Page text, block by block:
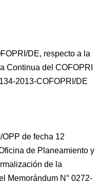
DE, respecto a la
Continua del COFOPRI
2013-COFOPRI/DE
OPP de fecha 12
de Planeamiento y
de la
Memorándum N° 0272-